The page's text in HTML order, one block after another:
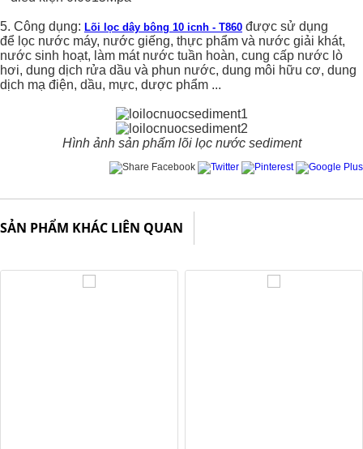
5. Công dụng: Lõi lọc dây bông 10 icnh - T860 được sử dụng
để lọc nước máy, nước giếng, thực phẩm và nước giải khát,
nước sinh hoạt, làm mát nước tuần hoàn, cung cấp nước lò
hơi, dung dịch rửa dầu và phun nước, dung môi hữu cơ, dung
dịch mạ điện, dầu, mực, dược phẩm ...
Hình ảnh sản phẩm lõi lọc nước sediment
SẢN PHẨM KHÁC LIÊN QUAN